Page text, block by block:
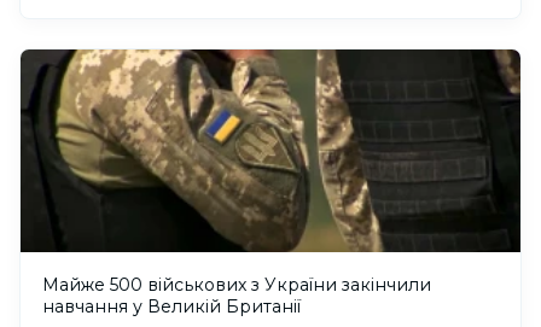
Майже 500 військових з України закінчили
навчання у Великій Британії